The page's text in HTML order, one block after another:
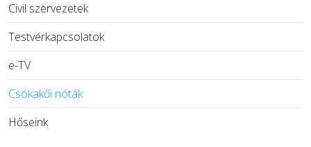
Civil szervezetek
Testvérkapcsolatok
e-TV
Csókakői nóták
Hőseink